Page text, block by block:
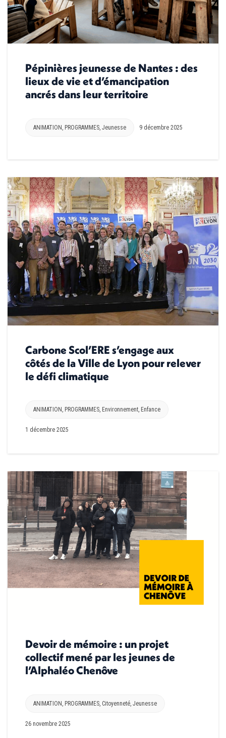
Pépinières jeunesse de Nantes : des
lieux de vie et d’émancipation
ancrés dans leur territoire
ANIMATION , PROGRAMMES, Jeunesse 9 décembre 2025
Carbone Scol’ERE s’engage aux
côtés de la Ville de Lyon pour relever
le défi climatique
ANIMATION, PROGRAMMES, Environnement, Enfance
1 décembre 2025
Devoir de mémoire : un projet
collectif mené par les jeunes de
l’Alphaléo Chenôve
ANIMATION PROGRAMMES Citoyenneté Jeunesse
26 novembre 2025